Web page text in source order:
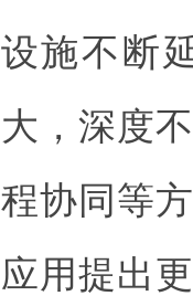
设施不断
大，深度
程协同等
应用提出